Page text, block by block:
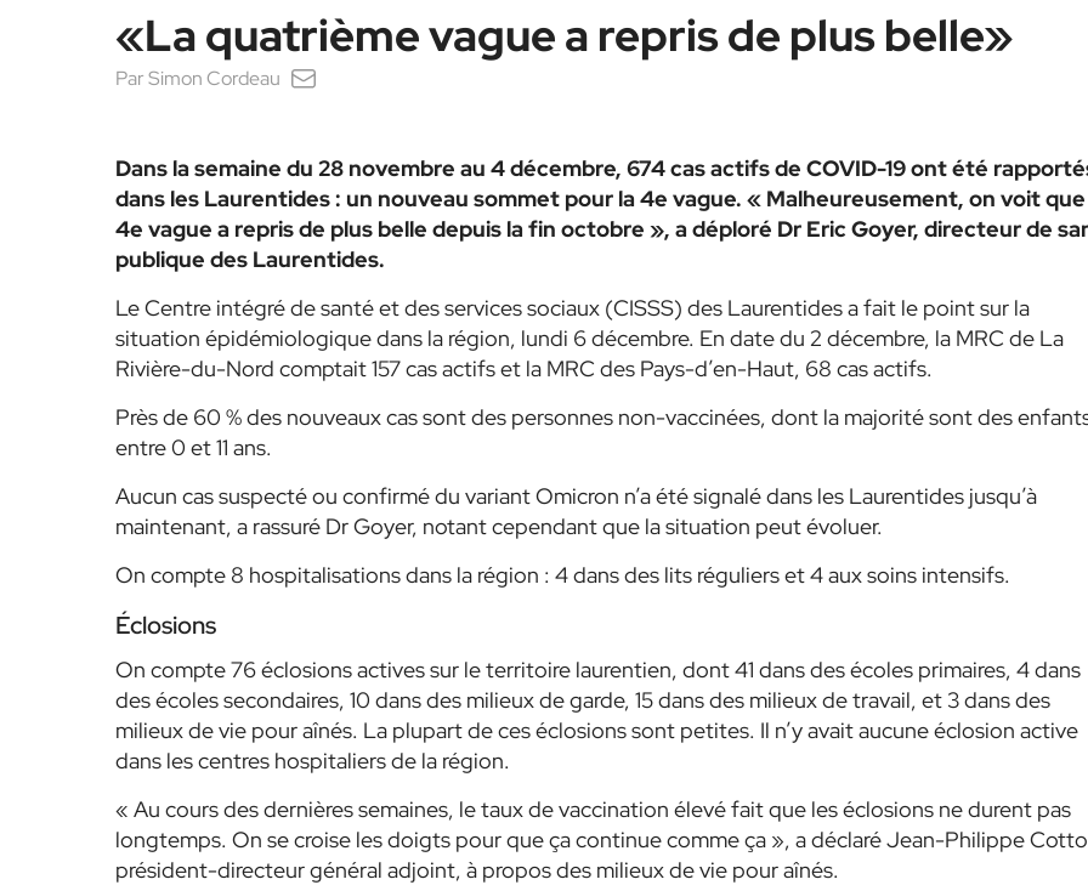
«La quatrième vague a repris de plus belle»
ParSimon Cordeau
Dans la semaine du 28 novembre au 4 décembre, 674 cas actifs de COVID-19 ont été
dans les Laurentides : un nouveau sommet pour la 4e vague. « Malheureusement, on voit que
4e vague a repris de plus belle depuis la fin octobre », a déploré Dr Eric Goyer, directeur de
publique des Laurentides.
Le Centre intégré de santé et des services sociaux (CISSS) des Laurentides a fait le point sur la
situation épidémiologique dans la région, lundi 6 décembre. En date du 2 décembre, la MRC de La
Rivière-du-Nord comptait 157 cas actifs et la MRC des Pays-d’en-Haut, 68 cas actifs.
Près de 60 % des nouveaux cas sont des personnes non-vaccinées, dont la majorité sont des
entre 0 et 11 ans.
Aucun cas suspecté ou confirmé du variant Omicron n’a été signalé dans les Laurentides jusqu’à
maintenant, a rassuré Dr Goyer, notant cependant que la situation peut évoluer.
On compte 8 hospitalisations dans la région : 4 dans des lits réguliers et 4 aux soins intensifs.
Éclosions
On compte 76 éclosions actives sur le territoire laurentien, dont 41 dans des écoles primaires, 4 dans
des écoles secondaires, 10 dans des milieux de garde, 15 dans des milieux de travail, et 3 dans des
milieux de vie pour aînés. La plupart de ces éclosions sont petites. Il n’y avait aucune éclosion active
dans les centres hospitaliers de la région.
« Au cours des dernières semaines, le taux de vaccination élevé fait que les éclosions ne durent pas
longtemps. On se croise les doigts pour que ça continue comme ça », a déclaré Jean-Philippe
président-directeur général adjoint, à propos des milieux de vie pour aînés.